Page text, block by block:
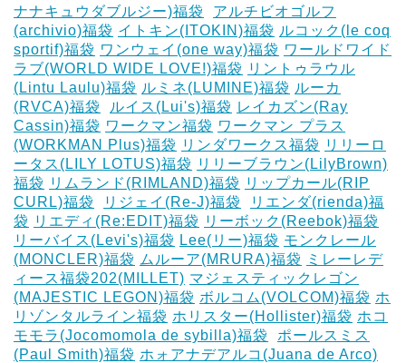
ナナキュウダブルジー)福袋
アルチビオゴルフ
(archivio)福袋 イトキン(ITOKIN)福袋 ルコック(le coq
sportif)福袋 ワンウェイ(one way)福袋 ワールドワイド
ラブ(WORLD WIDE LOVE!)福袋 リントゥラウル
(Lintu Laulu)福袋 ルミネ(LUMINE)福袋 ルーカ
(RVCA)福袋
ルイス(Lui's)福袋 レイカズン(Ray
Cassin)福袋 ワークマン福袋 ワークマン プラス
(WORKMAN Plus)福袋 リンダワークス福袋 リリーロ
ータス(LILY LOTUS)福袋 リリーブラウン(LilyBrown)
福袋 リムランド(RIMLAND)福袋 リップカール(RIP
CURL)福袋
リジェイ(Re-J)福袋
リエンダ(rienda)福
袋 リエディ(Re:EDIT)福袋 リーボック(Reebok)福袋
リーバイス(Levi's)福袋 Lee(リー)福袋 モンクレール
(MONCLER)福袋 ムルーア(MRURA)福袋
ミレーレデ
ィース福袋202(MILLET) マジェスティックレゴン
(MAJESTIC LEGON)福袋 ボルコム(VOLCOM)福袋 ホ
リゾンタルライン福袋 ホリスター(Hollister)福袋 ホコ
モモラ(Jocomomola de sybilla)福袋
ポールスミス
(Paul Smith)福袋 ホォアナデアルコ(Juana de Arco)